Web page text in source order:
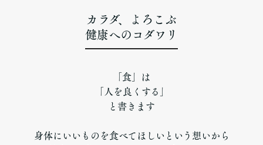
カラダ、よろこぶ
健康へのコダワリ
「食」は
「人を良くする」
と書きます
身体にいいものを食べてほしいという想いから